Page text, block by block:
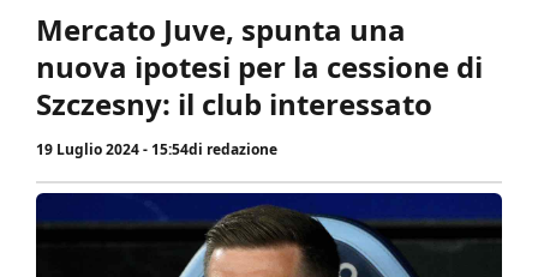
Mercato Juve, spunta una
nuova ipotesi per la cessione di
Szczesny: il club interessato
19 Luglio 2024 - 15:54di redazione